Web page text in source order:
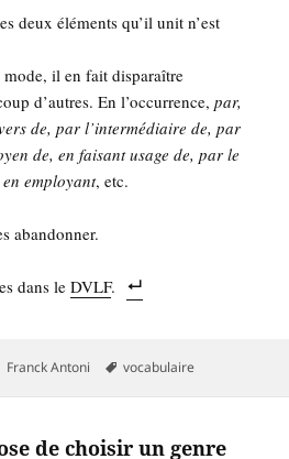
deux élé­ments qu’il unit n’est
il en fait dis­pa­raître
d’autres. En l’occurrence,par,
de, par l’intermédiaire de, par
de, en fai­sant usage de, par le
employant, etc.
abandonner.
dans leDVLF.
Auteur
Franck Antoni
Mots-
vocabulaire
de choisir un genre